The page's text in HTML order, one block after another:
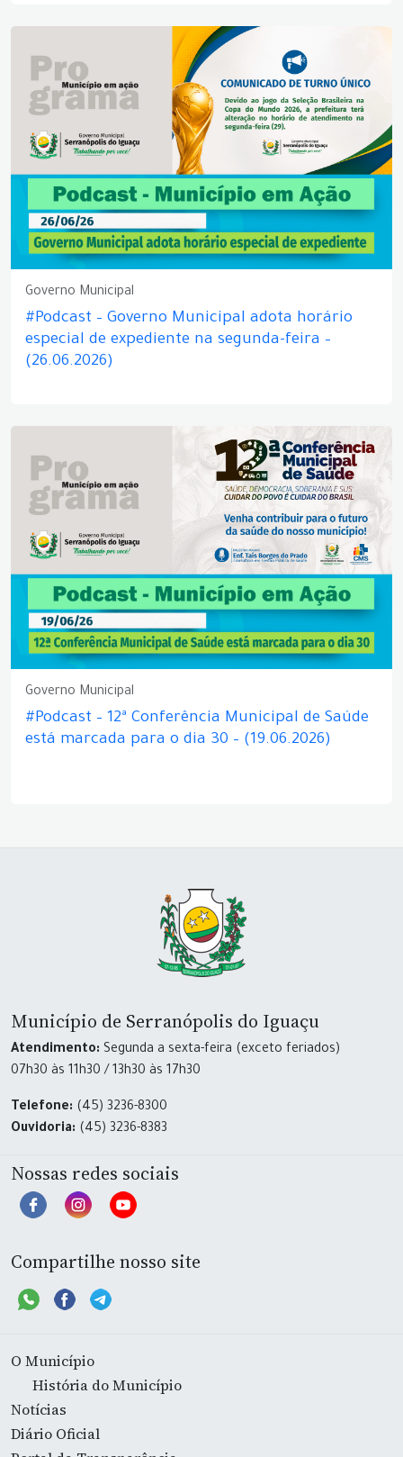
Governo Municipal
#Podcast – Governo Municipal adota horário
especial de expediente na segunda-feira –
(26.06.2026)
Governo Municipal
#Podcast – 12ª Conferência Municipal de Saúde
está marcada para o dia 30 – (19.06.2026)
Município de Serranópolis do Iguaçu
Atendimento: Segunda a sexta-feira (exceto feriados)
07h30 às 11h30 / 13h30 às 17h30
Telefone: (45) 3236-8300
Ouvidoria: (45) 3236-8383
Nossas redes sociais
Compartilhe nosso site
O Município
História do Município
Notícias
Diário Oficial